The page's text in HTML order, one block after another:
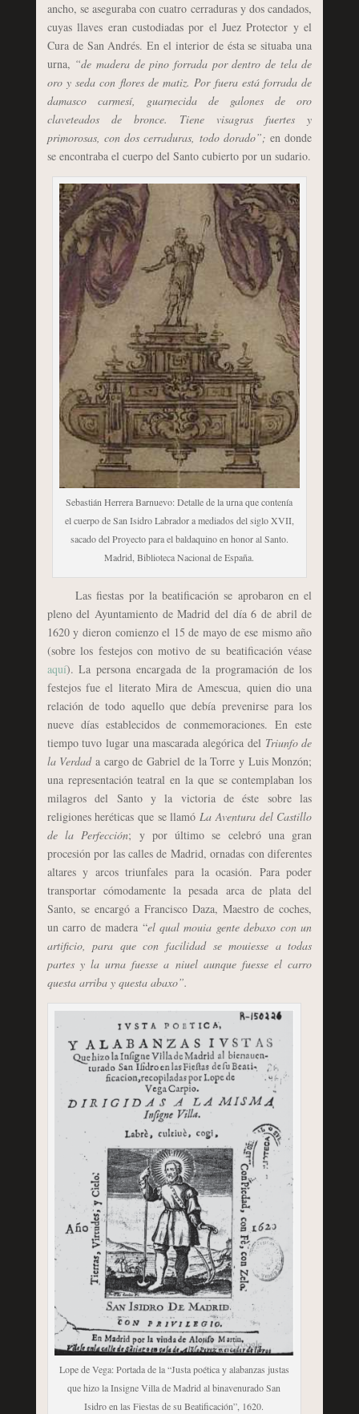
ancho, se aseguraba con cuatro cerraduras y dos candados,
cuyas llaves eran custodiadas por el Juez Protector y el
Cura de San Andrés. En el interior de ésta se situaba una
urna, “de madera de pino forrada por dentro de tela de
oro y seda con flores de matiz. Por fuera está forrada de
damasco carmesí, guarnecida de galones de oro
claveteados de bronce. Tiene visagras fuertes y
primorosas, con dos cerraduras, todo dorado”; en donde
se encontraba el cuerpo del Santo cubierto por un sudario.
Sebastián Herrera Barnuevo: Detalle de la urna que contenía
el cuerpo de San Isidro Labrador a mediados del siglo XVII,
sacado del Proyecto para el baldaquino en honor al Santo.
Madrid, Biblioteca Nacional de España.
Las fiestas por la beatificación se aprobaron en el
pleno del Ayuntamiento de Madrid del día 6 de abril de
1620 y dieron comienzo el 15 de mayo de ese mismo año
(sobre los festejos con motivo de su beatificación véase
aquí). La persona encargada de la programación de los
festejos fue el literato Mira de Amescua, quien dio una
relación de todo aquello que debía prevenirse para los
nueve días establecidos de conmemoraciones. En este
tiempo tuvo lugar una mascarada alegórica del Triunfo de
la Verdada cargo de Gabriel de la Torre y Luis Monzón;
una representación teatral en la que se contemplaban los
milagros del Santo y la victoria de éste sobre las
religiones heréticas que se llamó La Aventura del Castillo
de la Perfección; y por último se celebró una gran
procesión por las calles de Madrid, ornadas con diferentes
altares y arcos triunfales para la ocasión. Para poder
transportar cómodamente la pesada arca de plata del
Santo, se encargó a Francisco Daza, Maestro de coches,
un carro de madera “el qual mouia gente debaxo con un
artificio, para que con facilidad se mouiesse a todas
partes y la urna fuesse a niuel aunque fuesse el carro
questa arriba y questa abaxo”.
Lope de Vega: Portada de la “Justa poética y alabanzas justas
que hizo la Insigne Villa de Madrid al binavenurado San
Isidro en las Fiestas de su Beatificación”, 1620.